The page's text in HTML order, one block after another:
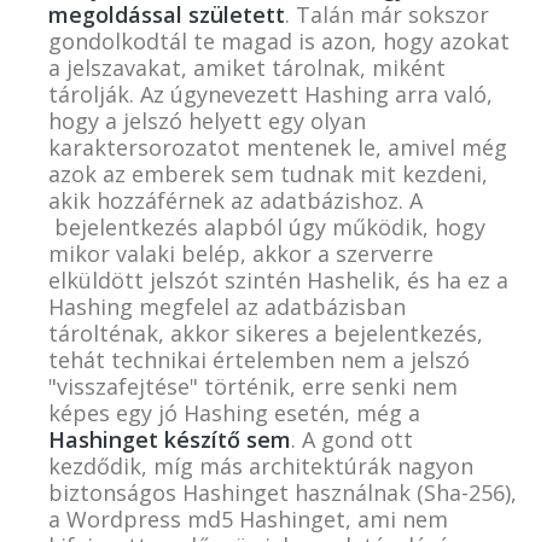
megoldással született. Talán már sokszor
gondolkodtál te magad is azon, hogy azokat
a jelszavakat, amiket tárolnak, miként
tárolják. Az úgynevezett Hashing arra való,
hogy a jelszó helyett egy olyan
karaktersorozatot mentenek le, amivel még
azok az emberek sem tudnak mit kezdeni,
akik hozzáférnek az adatbázishoz. A
bejelentkezés alapból úgy működik, hogy
mikor valaki belép, akkor a szerverre
elküldött jelszót szintén Hashelik, és ha ez a
Hashing megfelel az adatbázisban
tárolténak, akkor sikeres a bejelentkezés,
tehát technikai értelemben nem a jelszó
"visszafejtése" történik, erre senki nem
képes egy jó Hashing esetén, még a
Hashinget készítő sem. A gond ott
kezdődik, míg más architektúrák nagyon
biztonságos Hashinget használnak (Sha-256),
a Wordpress md5 Hashinget, ami nem